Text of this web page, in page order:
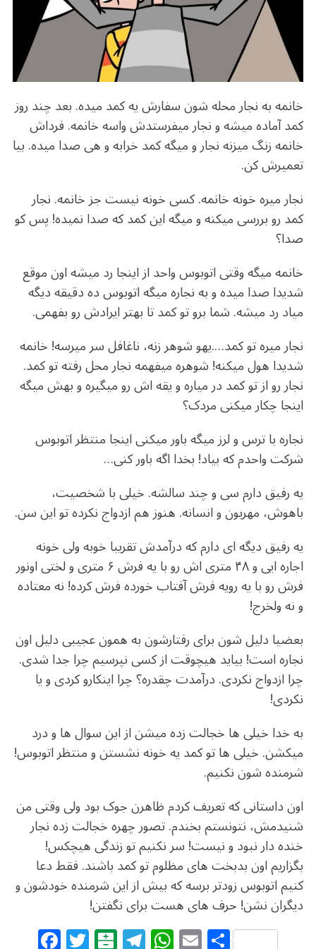
o p
خانمه به نجار محله شون سفارش یه کمد میده. بعد چند روز
کمد آماده میشه و نجار میفرستدش واسه خانمه. فرداش
خانمه زنگ میزنه نجار و میگه کمد خرابه و هی صدا میده. بیا
تعمیرش کن.
نجار میره خونه خانمه. کسی خونه نیست جز خانمه. نجار
کمد رو بررسی میکنه و میگه این کمد که صدا نمیده! پس کو
صدا؟
خانمه میگه وقتی اتوبوس واحد از اینجا رد میشه اون موقع
شدیدا صدا میده و به نجاره میگه اتوبوس ده دقیقه دیگه
میاد رد میشه. شما برو تو کمد تا بهتر ایرادش رو بفهمی.
نجار میره تو کمد….یهو شوهر زنه، ناغافل سر میرسه! خانمه
شدیدا هول میکنه! شوهره میفهمه نجار محل رفته تو کمد.
نجار رو از تو کمد در میاره و یقه اش رو میگیره و بهش میگه
اینجا چکار میکنی مردک؟
نجاره با ترس و لرز میگه باور میکنی اینجا منتظر اتوبوس
شرکت واحدم که بیاد! بخدا اگه باور کنی…
یه رفیق دارم سی و چند سالشه. خیلی با شخصیت،
باهوش، مهربون و انسانه. هنوز هم ازدواج نکرده تو این سن.
یه رفیق دیگه ای دارم که درآمدش تقریبا خوبه ولی خونه
اجاره ایی و ۴۸ متری اش رو با یه فرش ۶ متری و لختی اونور
فرش رو با یه رویه فرش آفتاب خورده فرش کرده! نه معتاده
و نه ولخرج!
بعضیا دلیل شون برای رفتارشون به همون عجیبی دلیل اون
نجاره است! بیاید هیچوقت از کسی نپرسیم چرا جدا شدی.
چرا ازدواج نکردی. درآمدت چقدره؟ چرا اینکارو کردی و یا
نکردی!
به خدا خیلی ها خجالت زده میشن از این سوال ها و درد
میکشن. خیلی ها تو کمد یه خونه نشستن و منتظر اتوبوس!
شرمنده شون نکنیم.
اون داستانی که تعریف کردم ظاهرن جوک بود ولی وقتی من
شنیدمش، نتونستم بخندم. تصور چهره خجالت زده نجار
خنده دار نبود و نیست! سر نکنیم تو زندگی هیچکس!
بگزاریم اون بدبخت های مظلوم تو کمد باشند. فقط دعا
کنیم اتوبوس زودتر برسه که بیش از این شرمنده خودشون و
دیگران نشن! حرف های هست برای نگفتن!